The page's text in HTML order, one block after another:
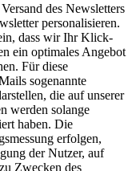
des Newsletters
personalisieren.
dass wir Ihr Klick-
ein optimales Angebot
Für diese
sogenannte
die auf unserer
werden solange
haben. Die
erfolgen,
der Nutzer, auf
Zwecken des